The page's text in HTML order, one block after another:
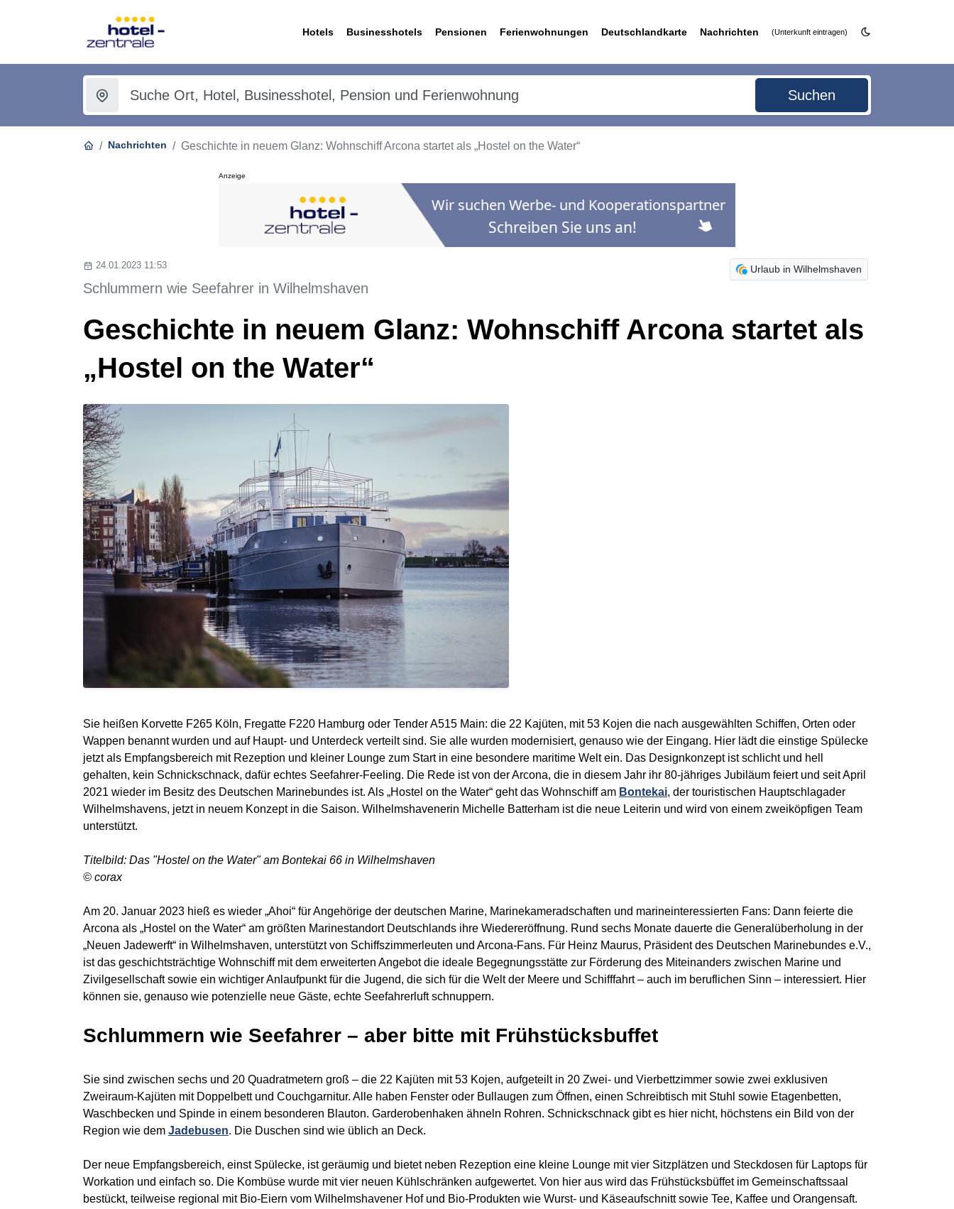
Hotels Businesshotels Pensionen Ferienwohnungen Deutschlandkarte Nachrichten (Unterkunft eintragen)
Suchen
Nachrichten Geschichte in neuem Glanz: Wohnschiff Arcona startet als „Hostel on the Water“
Anzeige
Urlaub in Wilhelmshaven
24.01.2023 11:53
Schlummern wie Seefahrer in Wilhelmshaven
Geschichte in neuem Glanz: Wohnschiff Arcona startet als
„Hostel on the Water“
Sie heißen Korvette F265 Köln, Fregatte F220 Hamburg oder Tender A515 Main: die 22 Kajüten, mit 53 Kojen die nach ausgewählten Schiffen, Orten oder
Wappen benannt wurden und auf Haupt- und Unterdeck verteilt sind. Sie alle wurden modernisiert, genauso wie der Eingang. Hier lädt die einstige Spülecke
jetzt als Empfangsbereich mit Rezeption und kleiner Lounge zum Start in eine besondere maritime Welt ein. Das Designkonzept ist schlicht und hell
gehalten, kein Schnickschnack, dafür echtes Seefahrer-Feeling. Die Rede ist von der Arcona, die in diesem Jahr ihr 80-jähriges Jubiläum feiert und seit April
2021 wieder im Besitz des Deutschen Marinebundes ist. Als „Hostel on the Water“ geht das Wohnschiff am Bontekai, der touristischen Hauptschlagader
Wilhelmshavens, jetzt in neuem Konzept in die Saison. Wilhelmshavenerin Michelle Batterham ist die neue Leiterin und wird von einem zweiköpfigen Team
unterstützt.
Titelbild: Das "Hostel on the Water" am Bontekai 66 in Wilhelmshaven
© corax
Am 20. Januar 2023 hieß es wieder „Ahoi“ für Angehörige der deutschen Marine, Marinekameradschaften und marineinteressierten Fans: Dann feierte die
Arcona als „Hostel on the Water“ am größten Marinestandort Deutschlands ihre Wiedereröffnung. Rund sechs Monate dauerte die Generalüberholung in der
„Neuen Jadewerft“ in Wilhelmshaven, unterstützt von Schiffszimmerleuten und Arcona-Fans. Für Heinz Maurus, Präsident des Deutschen Marinebundes e.V.,
ist das geschichtsträchtige Wohnschiff mit dem erweiterten Angebot die ideale Begegnungsstätte zur Förderung des Miteinanders zwischen Marine und
Zivilgesellschaft sowie ein wichtiger Anlaufpunkt für die Jugend, die sich für die Welt der Meere und Schifffahrt – auch im beruflichen Sinn – interessiert. Hier
können sie, genauso wie potenzielle neue Gäste, echte Seefahrerluft schnuppern.
Schlummern wie Seefahrer – aber bitte mit Frühstücksbuffet
Sie sind zwischen sechs und 20 Quadratmetern groß – die 22 Kajüten mit 53 Kojen, aufgeteilt in 20 Zwei- und Vierbettzimmer sowie zwei exklusiven
Zweiraum-Kajüten mit Doppelbett und Couchgarnitur. Alle haben Fenster oder Bullaugen zum Öffnen, einen Schreibtisch mit Stuhl sowie Etagenbetten,
Waschbecken und Spinde in einem besonderen Blauton. Garderobenhaken ähneln Rohren. Schnickschnack gibt es hier nicht, höchstens ein Bild von der
Region wie dem Jadebusen. Die Duschen sind wie üblich an Deck.
Der neue Empfangsbereich, einst Spülecke, ist geräumig und bietet neben Rezeption eine kleine Lounge mit vier Sitzplätzen und Steckdosen für Laptops für
Workation und einfach so. Die Kombüse wurde mit vier neuen Kühlschränken aufgewertet. Von hier aus wird das Frühstücksbüffet im Gemeinschaftssaal
bestückt, teilweise regional mit Bio-Eiern vom Wilhelmshavener Hof und Bio-Produkten wie Wurst- und Käseaufschnitt sowie Tee, Kaffee und Orangensaft.